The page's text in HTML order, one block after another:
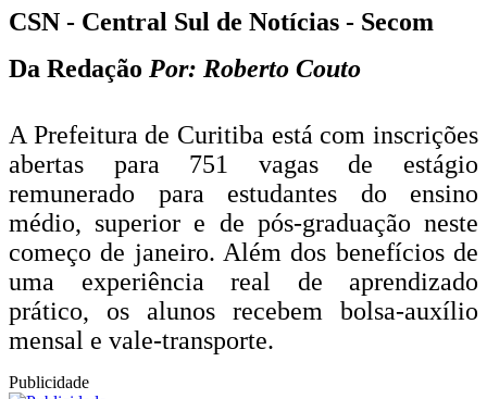
CSN - Central Sul de Notícias - Secom
Da Redação Por: Roberto Couto
A Prefeitura de Curitiba está com inscrições
abertas para 751 vagas de estágio
remunerado para estudantes do ensino
médio, superior e de pós-graduação neste
começo de janeiro. Além dos benefícios de
uma experiência real de aprendizado
prático, os alunos recebem bolsa-auxílio
mensal e vale-transporte.
Publicidade